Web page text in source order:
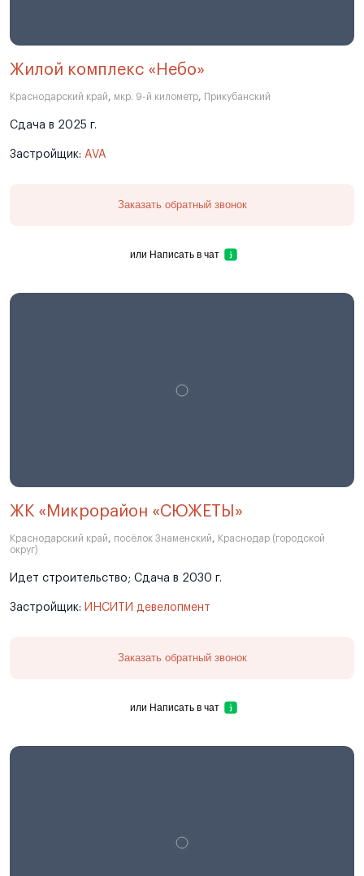
Жилой комплекс «Небо»
Краснодарский край, мкр. 9-й километр, Прикубанский
Сдача в 2025 г.
Застройщик: AVA
Заказать обратный звонок
или Написать в чат
ЖК «Микрорайон «СЮЖЕТЫ»
Краснодарский край, посёлок Знаменский, Краснодар (городской
округ)
Идет строительство; Сдача в 2030 г.
Застройщик: ИНСИТИ девелопмент
Заказать обратный звонок
или Написать в чат